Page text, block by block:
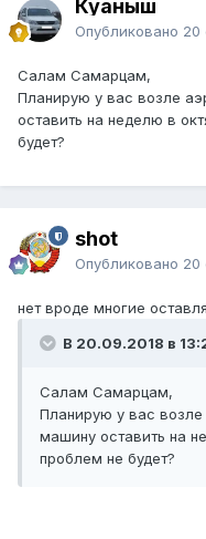
Куаныш
Опубликовано 20
Салам Самарцам,
Планирую у вас возле
оставить на неделю в
будет?
shot
Опубликовано 20
нет вроде многие
В 20.09.2018 в
Салам Самарцам,
Планирую у вас возле
машину оставить на
проблем не будет?